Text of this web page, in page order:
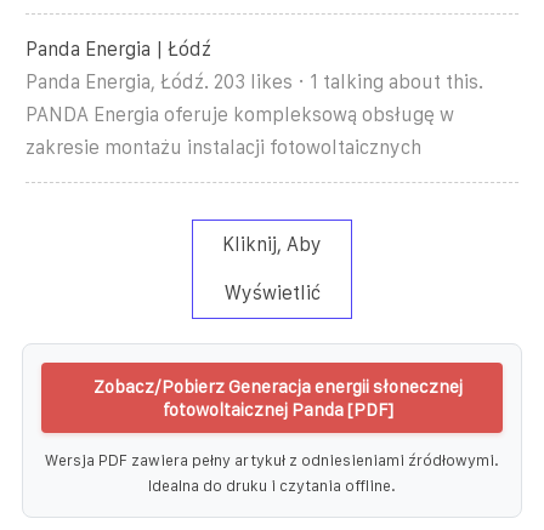
Panda Energia | Łódź
Panda Energia, Łódź. 203 likes · 1 talking about this.
PANDA Energia oferuje kompleksową obsługę w
zakresie montażu instalacji fotowoltaicznych
Kliknij, Aby
Wyświetlić
Zobacz/Pobierz Generacja energii słonecznej
fotowoltaicznej Panda [PDF]
Wersja PDF zawiera pełny artykuł z odniesieniami źródłowymi.
Idealna do druku i czytania offline.